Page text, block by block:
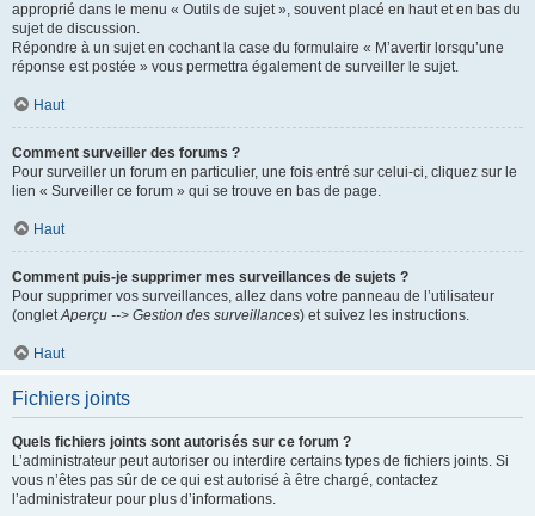
approprié dans le menu « Outils de sujet », souvent placé en haut et en bas du
sujet de discussion.
Répondre à un sujet en cochant la case du formulaire « M’avertir lorsqu’une
réponse est postée » vous permettra également de surveiller le sujet.
Haut
Comment surveiller des forums ?
Pour surveiller un forum en particulier, une fois entré sur celui-ci, cliquez sur le
lien « Surveiller ce forum » qui se trouve en bas de page.
Haut
Comment puis-je supprimer mes surveillances de sujets ?
Pour supprimer vos surveillances, allez dans votre panneau de l’utilisateur
(ongletAperçu --> Gestion des surveillances) et suivez les instructions.
Haut
Fichiers joints
Quels fichiers joints sont autorisés sur ce forum ?
L’administrateur peut autoriser ou interdire certains types de fichiers joints. Si
vous n’êtes pas sûr de ce qui est autorisé à être chargé, contactez
l’administrateur pour plus d’informations.